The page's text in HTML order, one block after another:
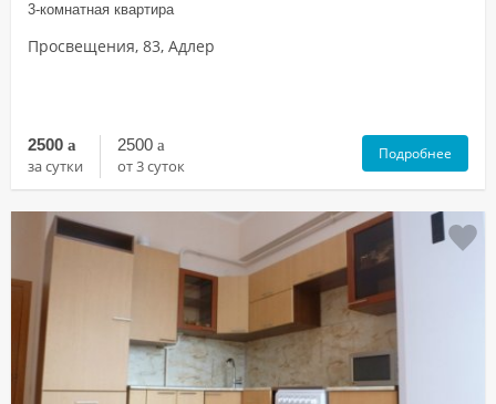
3-комнатная квартира
Просвещения, 83, Адлер
2500 a
за сутки
2500 a
от 3 суток
Подробнее